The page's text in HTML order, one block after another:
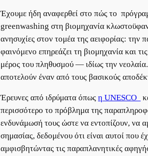
Έχουμε ήδη αναφερθεί στο πώς το
greenwashing στη βιομηχανία
ανησυχίες στον τομέα της αειφορίας: την
φαινόμενο επηρεάζει τη βιομηχανία και
μέρος του πληθυσμού — ιδίως την
αποτελούν έναν από τους βασικούς
Έρευνες από ιδρύματα όπως η UNESCO
περισσότερο το πρόβλημα της
ενδυνάμωσή τους ώστε να εντοπίζουν, να
σημασίας, δεδομένου ότι είναι αυτοί που
αμφισβητώντας τις παραπλανητικές